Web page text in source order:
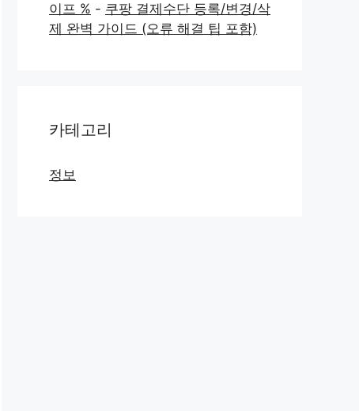
이프 % - 쿠팡 결제수단 등록/변경/삭
제 완벽 가이드 (오류 해결 팁 포함)
카테고리
정보